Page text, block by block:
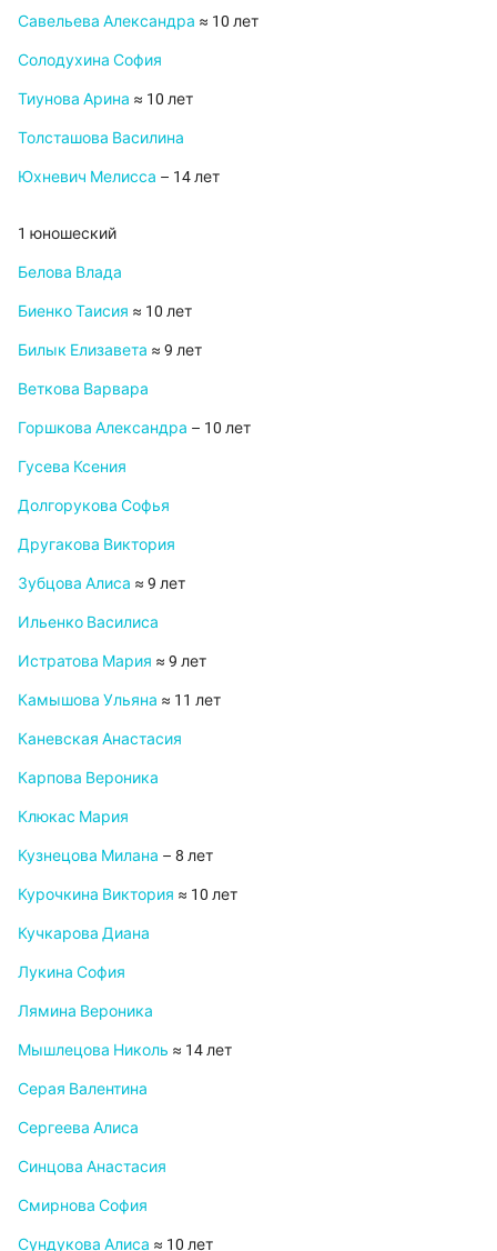
Савельева Александра ≈ 10 лет
Солодухина София
Тиунова Арина ≈ 10 лет
Толсташова Василина
Юхневич Мелисса – 14 лет
1 юношеский
Белова Влада
Биенко Таисия ≈ 10 лет
Билык Елизавета ≈ 9 лет
Веткова Варвара
Горшкова Александра – 10 лет
Гусева Ксения
Долгорукова Софья
Другакова Виктория
Зубцова Алиса ≈ 9 лет
Ильенко Василиса
Истратова Мария ≈ 9 лет
Камышова Ульяна ≈ 11 лет
Каневская Анастасия
Карпова Вероника
Клюкас Мария
Кузнецова Милана – 8 лет
Курочкина Виктория ≈ 10 лет
Кучкарова Диана
Лукина София
Лямина Вероника
Мышлецова Николь ≈ 14 лет
Серая Валентина
Сергеева Алиса
Синцова Анастасия
Смирнова София
Сундукова Алиса ≈ 10 лет